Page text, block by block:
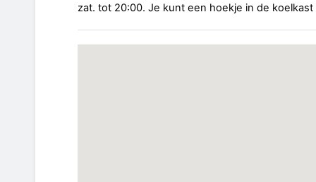
zat. tot 20:00. Je kunt een hoekje in de